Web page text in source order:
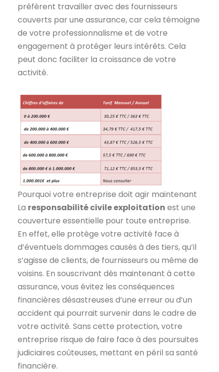
préfèrent travailler avec des fournisseurs
couverts par une assurance, car cela témoigne
de votre professionnalisme et de votre
engagement à protéger leurs intérêts. Cela
peut donc faciliter la croissance de votre
activité.
Pourquoi votre entreprise doit agir maintenant
La responsabilité civile exploitation est une
couverture essentielle pour toute entreprise.
En effet, elle protège votre activité face à
d’éventuels dommages causés à des tiers, qu’il
s’agisse de clients, de fournisseurs ou même de
voisins. En souscrivant dès maintenant à cette
assurance, vous évitez les conséquences
financières désastreuses d’une erreur ou d’un
accident qui pourrait survenir dans le cadre de
votre activité. Sans cette protection, votre
entreprise risque de faire face à des poursuites
judiciaires coûteuses, mettant en péril sa santé
financière.